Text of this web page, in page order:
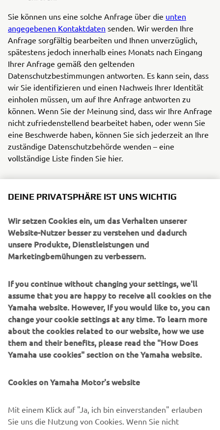
Sie können uns eine solche Anfrage über die unten
angegebenen Kontaktdaten senden. Wir werden Ihre
Anfrage sorgfältig bearbeiten und Ihnen unverzüglich,
spätestens jedoch innerhalb eines Monats nach Eingang
Ihrer Anfrage gemäß den geltenden
Datenschutzbestimmungen antworten. Es kann sein, dass
wir Sie identifizieren und einen Nachweis Ihrer Identität
einholen müssen, um auf Ihre Anfrage antworten zu
können. Wenn Sie der Meinung sind, dass wir Ihre Anfrage
nicht zufriedenstellend bearbeitet haben, oder wenn Sie
eine Beschwerde haben, können Sie sich jederzeit an Ihre
zuständige Datenschutzbehörde wenden – eine
vollständige Liste finden Sie hier.
UNTERNEHMEN
B2B
MEHR YAMAHA
SUPPORT
NEWSLETTER
Sonderveranstaltungen, Neuerscheinungen und vielem mehr.
ABONNIEREN
DEINE PRIVATSPHÄRE IST UNS WICHTIG
Wir setzen Cookies ein, um das Verhalten unserer
Website-Nutzer besser zu verstehen und dadurch
unsere Produkte, Dienstleistungen und
Marketingbemühungen zu verbessern.
If you continue without changing your settings, we'll
assume that you are happy to receive all cookies on the
Yamaha website. However, If you would like to, you can
change your cookie settings at any time. To learn more
about the cookies related to our website, how we use
them and their benefits, please read the "How Does
Yamaha use cookies" section on the Yamaha website.
Cookies on Yamaha Motor's website
Mit einem Klick auf "Ja, ich bin einverstanden" erlauben
Sie uns die Nutzung von Cookies. Wenn Sie nicht